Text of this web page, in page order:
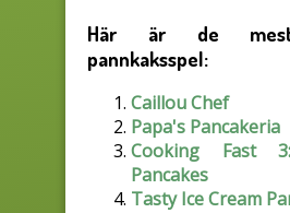
Här är de mest
pannkaksspel:
Caillou Chef
Papa's Pancakeria
Cooking Fast
Pancakes
Tasty Ice Cream